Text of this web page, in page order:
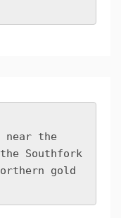
near the
Southfork
gold